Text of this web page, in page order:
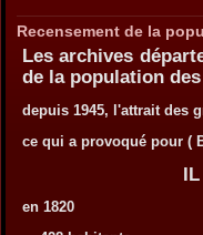
Recensement de la
Les archives
de la population
depuis 1945, l'attrait des
ce qui a provoqué pour (
IL Y
en 1820